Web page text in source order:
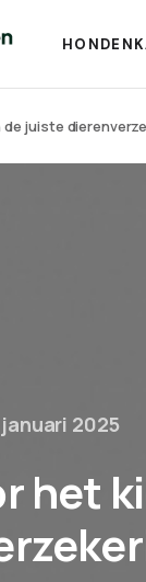
HONDEN
juiste
januari 2025
het